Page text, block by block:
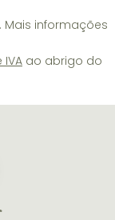
Mais informações
ao abrigo do